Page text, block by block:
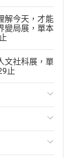
解今天，才能
變局展，單本
文社科展，單
止